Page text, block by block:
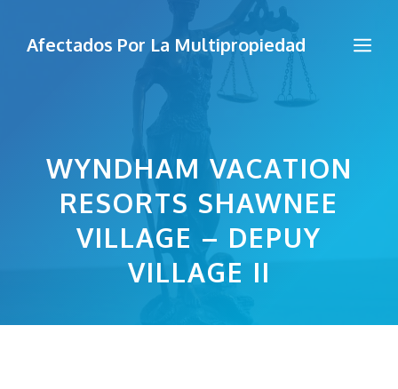
Afectados Por La Multipropiedad
WYNDHAM VACATION
RESORTS SHAWNEE
VILLAGE – DEPUY
VILLAGE II